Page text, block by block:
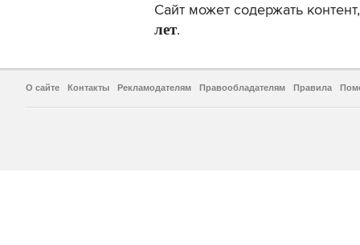
Сайт может содержать
лет.
О сайте Контакты Рекламодателям Правообладателям Правила